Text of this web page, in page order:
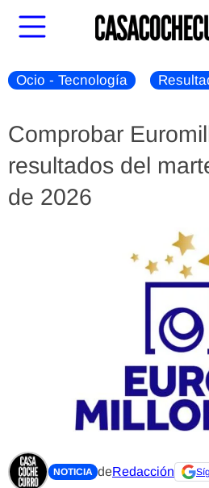
Ocio - Tecnología
Comprobar
resultados del
de 2026
NOTICIA deRedacción